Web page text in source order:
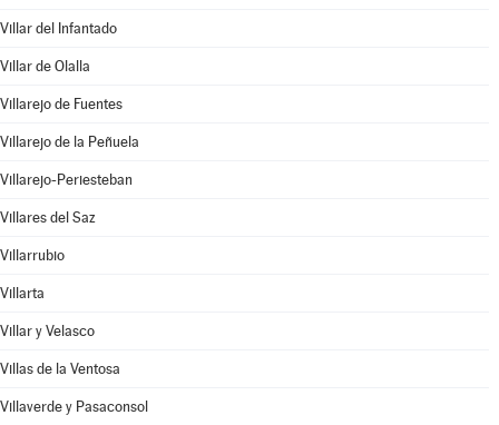
Villar del Infantado
Villar de Olalla
Villarejo de Fuentes
Villarejo de la Peñuela
Villarejo-Periesteban
Villares del Saz
Villarrubio
Villarta
Villar y Velasco
Villas de la Ventosa
Villaverde y Pasaconsol